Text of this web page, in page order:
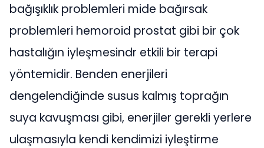
bağışıklık problemleri mide bağırsak
problemleri hemoroid prostat gibi bir çok
hastalığın iyleşmesindr etkili bir terapi
yöntemidir. Benden enerjileri
dengelendiğinde susus kalmış toprağın
suya kavuşması gibi, enerjiler gerekli yerlere
ulaşmasıyla kendi kendimizi iyleştirme